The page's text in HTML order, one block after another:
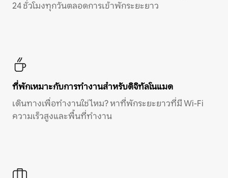
24 ชั่วโมงทุกวันตลอดการเข้าพักระยะยาว
ที่พักเหมาะกับการทำงานสำหรับดิจิทัลโนแมด
เดินทางเพื่อทำงานใช่ไหม? หาที่พักระยะยาวที่มี Wi-Fi
ความเร็วสูงและพื้นที่ทำงาน